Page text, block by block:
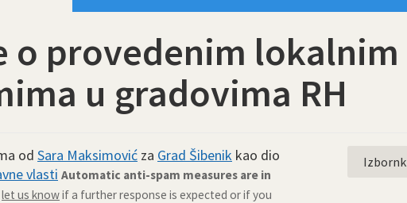
o provedenim lokalnim
u gradovima RH
od Sara Maksimović za Grad Šibenik kao dio
vlasti Automatic anti-spam measures are in
let us knowif a further response is expected or if you
Izbornk